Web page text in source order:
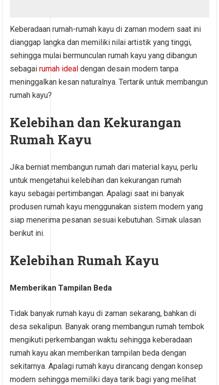
Keberadaan rumah-rumah kayu di zaman modern saat ini
dianggap langka dan memiliki nilai artistik yang tinggi,
sehingga mulai bermunculan rumah kayu yang dibangun
sebagairumah ideal dengan desain modern tanpa
meninggalkan kesan naturalnya. Tertarik untuk membangun
rumah kayu?
Kelebihan dan Kekurangan
Rumah Kayu
Jika berniat membangun rumah dari material kayu, perlu
untuk mengetahui kelebihan dan kekurangan rumah
kayu sebagai pertimbangan. Apalagi saat ini banyak
produsen rumah kayu menggunakan sistem modern yang
siap menerima pesanan sesuai kebutuhan. Simak ulasan
berikut ini.
Kelebihan Rumah Kayu
Memberikan Tampilan Beda
Tidak banyak rumah kayu di zaman sekarang, bahkan di
desa sekalipun. Banyak orang membangun rumah tembok
mengikuti perkembangan waktu sehingga keberadaan
rumah kayu akan memberikan tampilan beda dengan
sekitarnya. Apalagi rumah kayu dirancang dengan konsep
modern sehingga memiliki daya tarik bagi yang melihat